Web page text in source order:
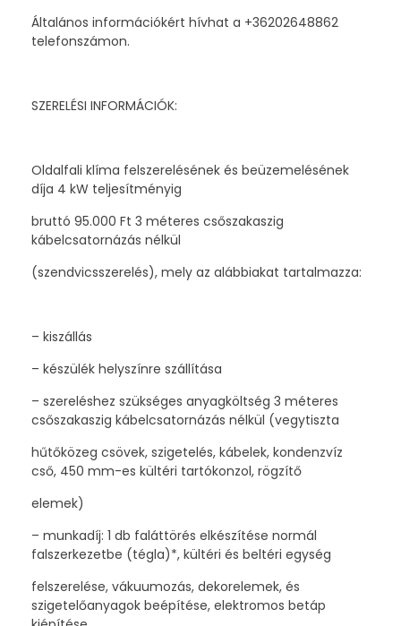
Általános információkért hívhat a +36202648862
telefonszámon.
SZERELÉSI INFORMÁCIÓK:
Oldalfali klíma felszerelésének és beüzemelésének
díja 4 kW teljesítményig
bruttó 95.000 Ft 3 méteres csőszakaszig
kábelcsatornázás nélkül
(szendvicsszerelés), mely az alábbiakat tartalmazza:
– kiszállás
– készülék helyszínre szállítása
– szereléshez szükséges anyagköltség 3 méteres
csőszakaszig kábelcsatornázás nélkül (vegytiszta
hűtőközeg csövek, szigetelés, kábelek, kondenzvíz
cső, 450 mm-es kültéri tartókonzol, rögzítő
elemek)
– munkadíj: 1 db faláttörés elkészítése normál
falszerkezetbe (tégla)*, kültéri és beltéri egység
felszerelése, vákuumozás, dekorelemek, és
szigetelőanyagok beépítése, elektromos betáp